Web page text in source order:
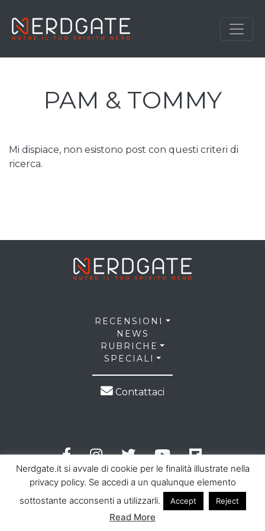
PAM & TOMMY
Mi dispiace, non esistono post con questi criteri di
ricerca.
RECENSIONI
NEWS
RUBRICHE
SPECIALI
Contattaci
© 2026 NerdGate all right reserved |Privacy Policy
Cookie Law
Nerdgate.it si avvale di cookie per le finalità illustrate nella
privacy policy. Se accedi a un qualunque elemento
sottostante acconsenti a utilizzarli.
Accept Reject
Read More